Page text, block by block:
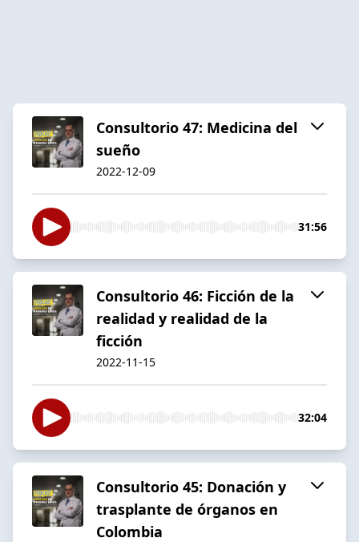
Consultorio 47: Medicina del
sueño
2022-12-09
31:56
Consultorio 46: Ficción de la
realidad y realidad de la
ficción
2022-11-15
32:04
Consultorio 45: Donación y
trasplante de órganos en
Colombia